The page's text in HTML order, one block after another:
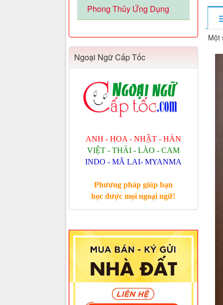
Một
Phong Thủy Ứng Dụng
Ngoại Ngữ Cấp Tốc
ANH - HOA - NHẬT - HÀN
VIỆT - THÁI - LÀO - CAM
INDO - MÃ LAI- MYANMA
Phương pháp giúp bạn
học được mọi ngoại ngữ!